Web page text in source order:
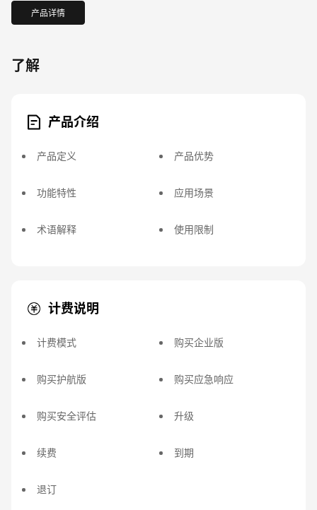
安全防护运营能力。
产品详情
了解
产品介绍
产品定义 产品优势
功能特性 应用场景
术语解释 使用限制
计费说明
计费模式 购买企业版
购买护航版 购买应急响应
购买安全评估 升级
续费 到期
退订